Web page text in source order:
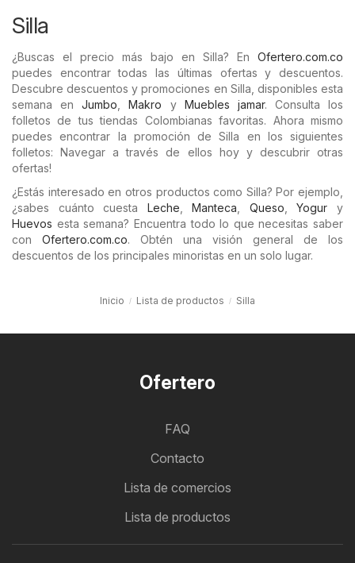
Silla
¿Buscas el precio más bajo en Silla? En Ofertero.com.co
puedes encontrar todas las últimas ofertas y descuentos.
Descubre descuentos y promociones en Silla, disponibles esta
semana enJumbo ,Makro y Muebles jamar. Consulta los
folletos de tus tiendas Colombianas favoritas. Ahora mismo
puedes encontrar la promoción de Silla en los siguientes
folletos: Navegar a través de ellos hoy y descubrir otras
ofertas!
¿Estás interesado en otros productos como Silla? Por ejemplo,
¿sabes cuánto cuesta Leche ,Manteca Queso ,Yogur y
Huevos esta semana? Encuentra todo lo que necesitas saber
con Ofertero.com.co. Obtén una visión general de los
descuentos de los principales minoristas en un solo lugar.
Inicio Lista de productos Silla
Ofertero
FAQ
Contacto
Lista de comercios
Lista de productos